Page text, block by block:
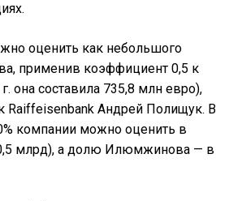
оценить как небольшого
применив коэффициент 0,5 к
она составила 735,8 млн евро),
Raiffeisenbank Андрей Полищук. В
компании можно оценить в
млрд), а долю Илюмжинова — в